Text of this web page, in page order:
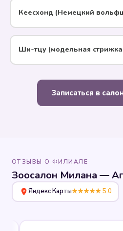
Кеесхонд (Немецкий
Ши-тцу (модельная
Записаться в
ОТЗЫВЫ О ФИЛИАЛЕ
Зоосалон Милана —
Яндекс Карты★★★★★ 5.0